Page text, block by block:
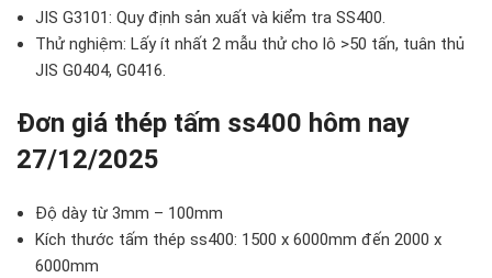
JIS G3101: Quy định sản xuất và kiểm tra SS400.
Thử nghiệm: Lấy ít nhất 2 mẫu thử cho lô >50 tấn, tuân thủ
JIS G0404, G0416.
Đơn giá thép tấm ss400 hôm nay
27/12/2025
Độ dày từ 3mm – 100mm
Kích thước tấm thép ss400: 1500 x 6000mm đến 2000 x
6000mm